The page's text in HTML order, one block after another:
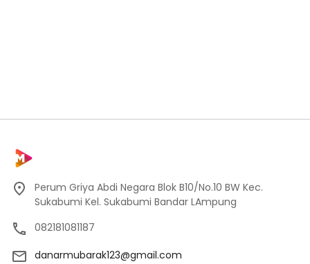
Perum Griya Abdi Negara Blok B10/No.10 BW Kec.
Sukabumi Kel. Sukabumi Bandar LAmpung
082181081187
danarmubarak123@gmail.com